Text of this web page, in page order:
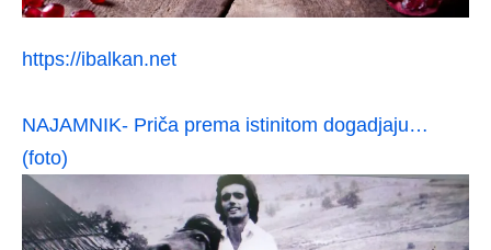
https://ibalkan.net
NAJAMNIK- Priča prema istinitom dogadjaju…
(foto)